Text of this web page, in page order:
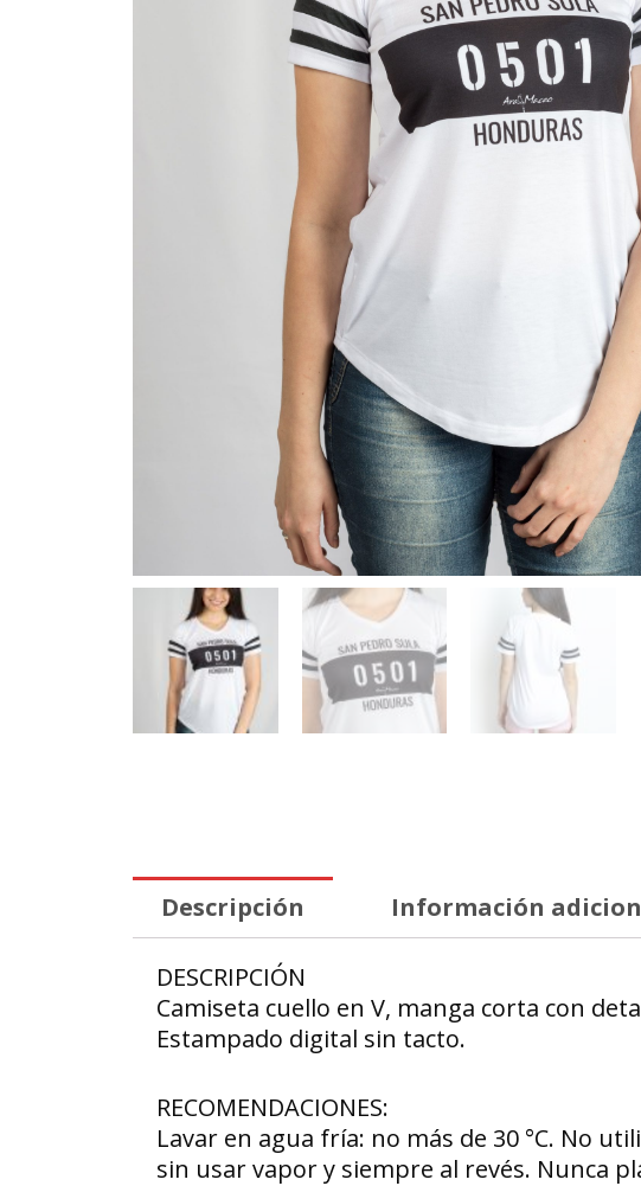
Descripción Información
DESCRIPCIÓN
Camiseta cuello en V, manga corta con
Estampado digital sin tacto.
RECOMENDACIONES:
Lavar en agua fría: no más de 30 °C. No
sin usar vapor y siempre al revés. Nunca